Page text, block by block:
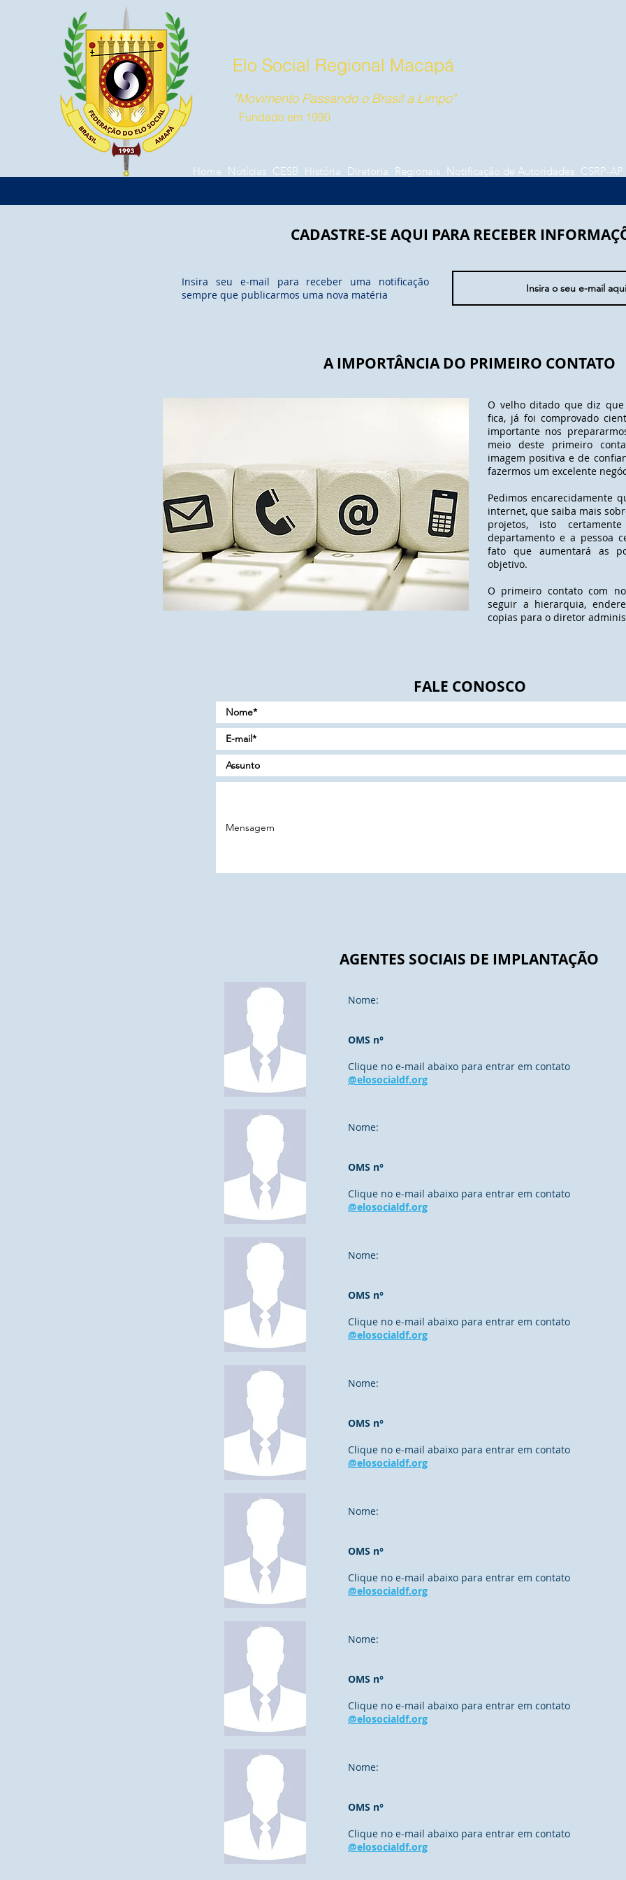
"Movimento Passando o Brasil a Limpo"
Fundado em 1990
Home Notícias CESB História Diretoria Regionais Notificação de Autoridades CSRP-AP
Elo Social Regional Macapá
CADASTRE-SE AQUI PARA RECEBER
Insira seu e-mail para receber uma notificação
sempre que publicarmos uma nova matéria
A IMPORTÂNCIA DO PRIMEIRO CONTATO
O velho ditado que diz
fica, já foi comprovado
importante nos
meio deste primeiro
imagem positiva e de
fazermos um excelente
Pedimos encarecidamente
internet, que saiba mais
projetos, isto
departamento e a pessoa
fato que aumentará as
objetivo.
O primeiro contato com
seguir a hierarquia,
copias para o diretor
FALE CONOSCO
AGENTES SOCIAIS DE IMPLANTAÇÃO
Nome:
OMS n°
Clique no e-mail abaixo para entrar em contato
@elosocialdf.org
Nome:
OMS n°
Clique no e-mail abaixo para entrar em contato
@elosocialdf.org
Nome:
OMS n°
Clique no e-mail abaixo para entrar em contato
@elosocialdf.org
Nome:
OMS n°
Clique no e-mail abaixo para entrar em contato
@elosocialdf.org
Nome:
OMS n°
Clique no e-mail abaixo para entrar em contato
@elosocialdf.org
Nome:
OMS n°
Clique no e-mail abaixo para entrar em contato
@elosocialdf.org
Nome:
OMS n°
Clique no e-mail abaixo para entrar em contato
@elosocialdf.org